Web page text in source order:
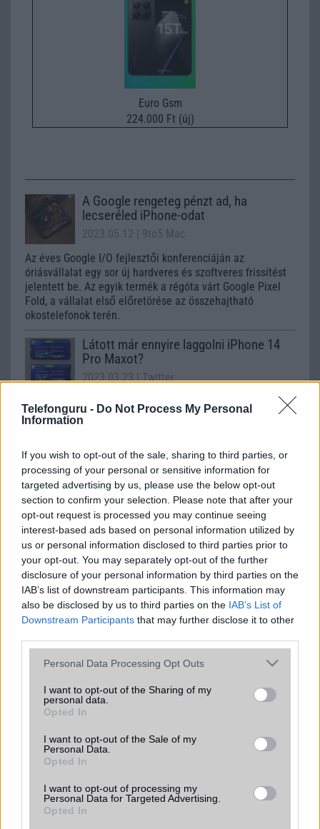
Telefonguru - Do Not Process My Personal
Information
If you wish to opt-out of the sale, sharing to third parties, or
processing of your personal or sensitive information for
targeted advertising by us, please use the below opt-out
section to confirm your selection. Please note that after your
opt-out request is processed you may continue seeing
interest-based ads based on personal information utilized by
us or personal information disclosed to third parties prior to
your opt-out. You may separately opt-out of the further
disclosure of your personal information by third parties on the
IAB’s list of downstream participants. This information may
also be disclosed by us to third parties on the IAB’s List of
Downstream Participants that may further disclose it to other
Please note that this website/app uses one or more Google
not limited to your visit or usage behaviour. You may click to
grant or deny consent to Google and its third-party tags to
use your data for below specified purposes in below Google
consent section.
Personal Data Processing Opt Outs
I want to opt-out of the Sharing of my
personal data.
Opted In
I want to opt-out of the Sale of my
Personal Data.
Opted In
I want to opt-out of processing my
Personal Data for Targeted Advertising.
Opted In
Euro Gsm
224.000 Ft (új)
A Google rengeteg pénzt ad, ha
lecseréled iPhone-odat
2023.05.12
| 9to5 Mac
Az éves Google I/O fejlesztői konferenciáján az
óriásvállalat egy sor új hardveres és szoftveres frissítést
jelentett be. Az egyik termék a régóta várt Google Pixel
Fold, a vállalat első előretörése az összehajtható
okostelefonok terén.
Látott már ennyire laggolni iPhone 14
Pro Maxot?
2023.03.23| Twitter
Megdöbbentő videót mutatunk, ahol az iPhone 14 széria
csúcsmodellje csúnyán elbukni látszik.
Ezek a telefonok verik az iPhone 14 Pro
Max-ot
2023.04.18| 9to5 Mac
Az Ookla Q1 2023-as mobil teljesítményjelentésének egy
aspektusa az, hogy az egyes készülékek hogyan
viszonyulnak egymáshoz.
Kilenc mobil nagyágyú, melyik bírja
legtovább?
Kilenc csúcsmobilt tesztelt le The Tech Chap YouTuber és
töltéssel.
KAPCSOLÓDÓ HÍREK
Android: napi 700 ezer aktiválás